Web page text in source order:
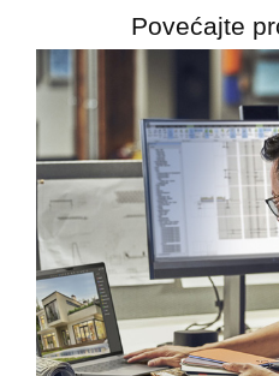
Povećajte